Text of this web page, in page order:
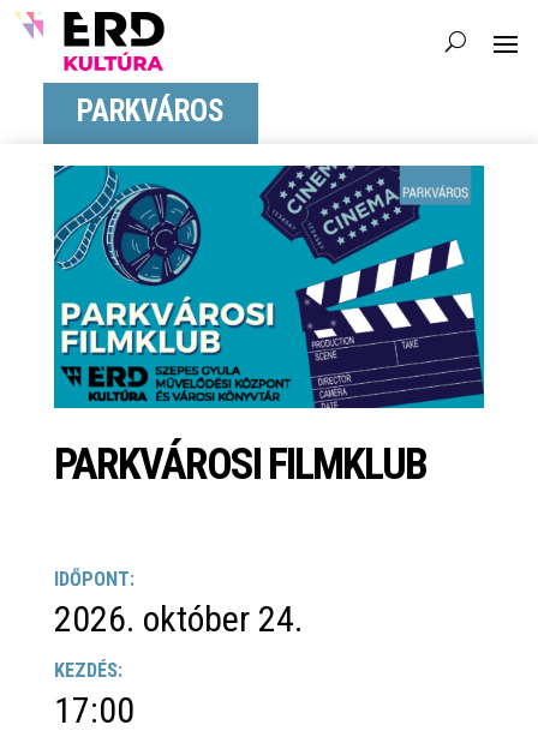
PARKVÁROS
PARKVÁROSI FILMKLUB
IDŐPONT:
2026. október 24.
KEZDÉS:
17:00